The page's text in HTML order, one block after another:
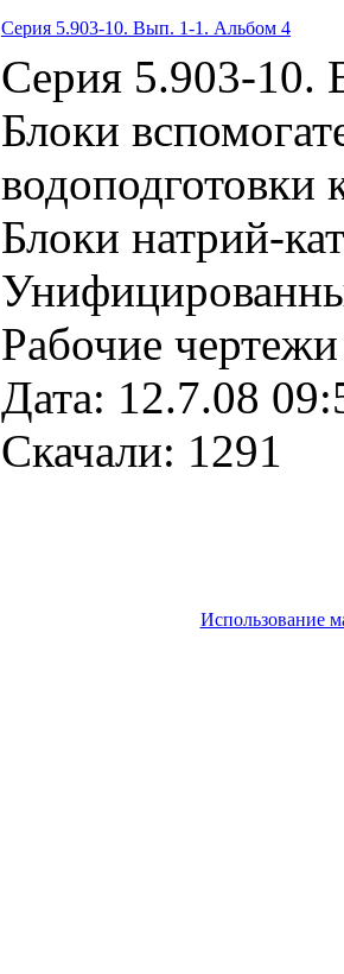
Серия 5.903-10. Вып. 1-1. Альбом 4
Серия 5.903-10.
Блоки
водоподготовки
Блоки натрий-
Рабочие чертежи
Дата: 12.7.08
Скачали: 1291
Использование